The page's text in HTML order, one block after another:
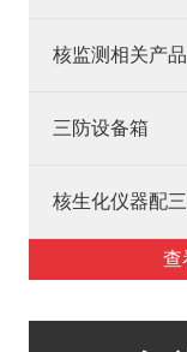
核监测相关产
三防设备箱
核生化仪器配
查